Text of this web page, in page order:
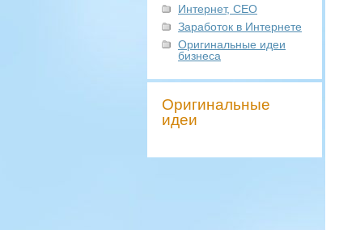
Интернет, СЕО
Заработок в Интернете
Оригинальные идеи
бизнеса
Оригинальные
идеи